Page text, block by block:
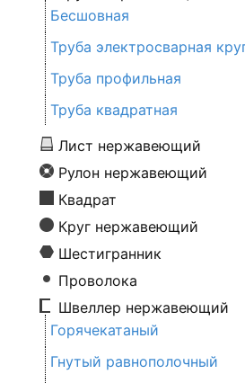
Бесшовная
Труба электросварная
Труба профильная
Труба квадратная
Лист нержавеющий
Рулон нержавеющий
Квадрат
Круг нержавеющий
Шестигранник
Проволока
Швеллер нержавеющий
Горячекатаный
Гнутый равнополочный